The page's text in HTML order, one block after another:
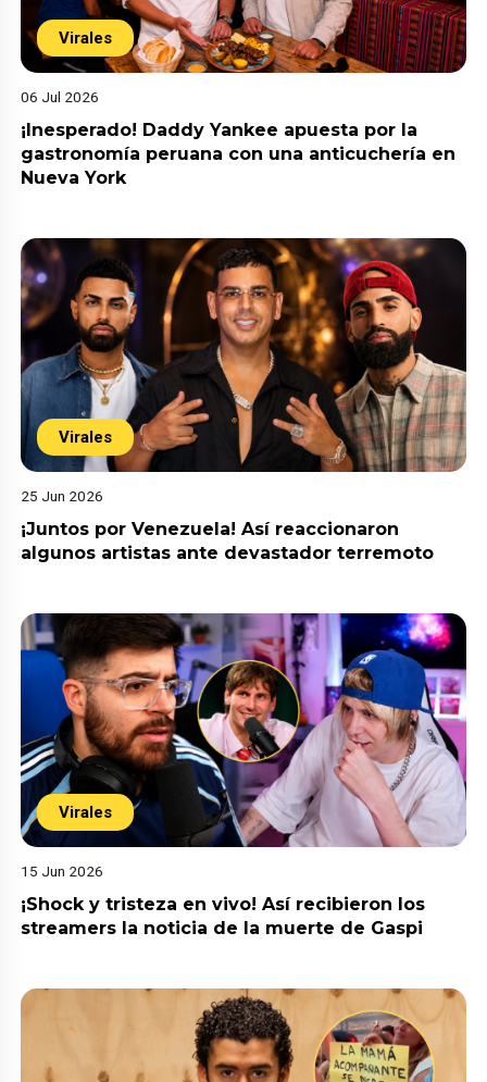
Virales
06 Jul 2026
¡Inesperado! Daddy Yankee apuesta por la
gastronomía peruana con una anticuchería en
Nueva York
Virales
25 Jun 2026
¡Juntos por Venezuela! Así reaccionaron
algunos artistas ante devastador terremoto
Virales
15 Jun 2026
¡Shock y tristeza en vivo! Así recibieron los
streamers la noticia de la muerte de Gaspi